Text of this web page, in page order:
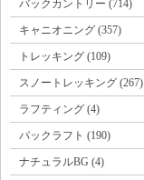
バックカントリー (714)
キャニオニング (357)
トレッキング (109)
スノートレッキング (267)
ラフティング (4)
パックラフト (190)
ナチュラルBG (4)